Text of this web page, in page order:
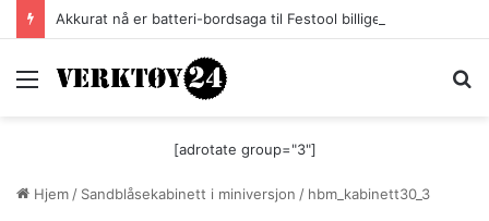
Akkurat nå er batteri-bordsaga til Festool billigere
Meny
[adrotate group="3"]
Hjem / Sandblåsekabinett i miniversjon / hbm_kabinett30_3